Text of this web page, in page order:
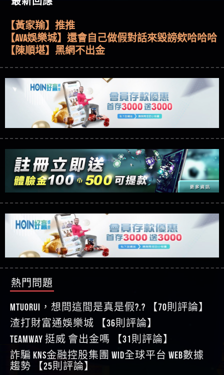
法出金 （大戶e點靈）教你如何規避詐騙陷阱
是不是詐騙 弘記投資是真的嗎 被弘記投資詐騙的
錢怎麼辦 本文教你如何拿回被騙資金
詐騙手法欺詐群眾 KnTop是真的嗎 KnTop是不是詐騙
KnTop是詐騙嗎 【KnTop】KnTop無法出金 被KnTop詐騙
的錢一招拿回
【其他問題】機台運算專案詐騙持續收割國人中
【免費討回資金賴zg369】機台運算專案是詐騙嗎
機台運算專案是不是詐騙 機台運算專案是真的嗎
被機台運算專案詐騙的錢怎麼辦 本文教你如何拿
回被騙資金
【其他問題】 Hoyabit詐騙持續收割國人中【免費
討回資金賴zg369】Hoyabit是詐騙嗎 Hoyabit是不是詐
騙 Hoyabit是真的嗎 被HoyabitHoyabit詐騙的錢怎麼辦
本文教你如何拿回被騙資金
【其他問題】KS.M多元化行銷詐騙持續收割國人
中【免費討回資金賴zg369】KS.M多元化行銷是詐
騙嗎 KS.M多元化行銷是不是詐騙 KS.M多元化行銷是
真的嗎 被KS.M多元化行銷詐騙的錢怎麼辦 本文教
你如何拿回被騙資金
【其他問題】免費追回賴「zg369」深度解析野原
家 Family & Love如何詐騙 野原家 Family & Love是不是詐
騙 野原家 Family & Love是真的嗎 野原家 Family & Love是
詐騙嗎 165多次通報野原家 Family & Love是詐騙平台
請遠離
【其他問題】元盈橋詐騙持續收割國人中【免費
討回資金賴zg369】元盈橋是詐騙嗎 元盈橋是不是
詐騙 元盈橋是真的嗎 被元盈橋詐騙的錢怎麼辦
本文教你如何拿回被騙資金
【其他問題】被騙追回賴【zg369】M.L.Edge利用新
型詐騙手法欺詐群眾 M.L.Edge是真的嗎 M.L.Edge是不
是詐騙 M.L.Edge是詐騙嗎 【M.L.Edge】M.L.Edge無法出
金 被M.L.Edge詐騙的錢一招拿回
【其他問題】 Robinhood詐騙持續收割國人中【免
費討回資金賴zg369】Robinhood是詐騙嗎 Robinhood是
不是詐騙 Robinhood是真的嗎 被Robinhood詐騙的錢怎
麼辦 本文教你如何拿回被騙資金
【其他問題】FLTO詐騙持續收割國人中【免費討回
資金賴zg369】FLTO是詐騙嗎 FLTO是不是詐騙 FLTO是
真的嗎 被FLTO詐騙的錢怎麼辦 本文教你如何拿回
被騙資金
【其他問題】 遇詐騙求救賴【zg369】八旬老翁被
ALYWS詐騙家破人亡 ALYWS是真的嗎 ALYWS是不是詐騙
ALYWS是詐騙嗎 （ALYWS）無法出金 請小心群組暗椿
【其他問題】 一招教你揭秘新型詐騙手法 （受害
者免費援助賴zg369）當當詐騙 當當是不是詐騙 當
利回報被騙的家破人亡
【其他問題】用理性數據指路，開啟你的高回報
這樣挑！RTP、波動率和平台安全的全攻略！
【推薦博弈】這款《ATG 武俠》老虎機真的猛！玩
過才知道什麼叫超過3萬種中獎方式！
【推薦博弈】BNG電子遊戲完整攻略！熱門老虎
機、集鴻運玩法、獨家試玩一次看！
【其他問題】【2025】ATG試玩必看！戰神賽特
51,000倍數玩法攻略，輕鬆稱霸老虎機！
【其他問題】「拆解力智投資詐騙套路緊急追討
賴zg369」力智投資是不是詐騙 力智投資是真的嗎
力智投資是詐騙嗎 南部老翁還在癡迷力智投資高
回報獲利 請不要在匯款
【其他問題】 【遇天盛商行詐騙追回資金賴
zg369】天盛商行詐騙 天盛商行是不是詐騙 天盛商
行是真的嗎 天盛商行是詐騙嗎 被天盛商行詐騙一
招教你拿回
【其他問題】 受害者援助賴【zg369】退休老翁被
大戶e點靈詐騙痛不欲生 大戶e點靈是真的嗎 大戶e
點靈是不是詐騙 大戶e點靈是詐騙嗎 大戶e點靈無
法出金 （大戶e點靈）教你如何規避詐騙陷阱
【其他問題】 弘記投資詐騙持續收割國人中【免
費討回資金賴zg369】弘記投資是詐騙嗎 弘記投資
是不是詐騙 弘記投資是真的嗎 被弘記投資詐騙的
錢怎麼辦 本文教你如何拿回被騙資金
【其他問題】 被騙追回賴【zg369】KnTop利用新型
詐騙手法欺詐群眾 KnTop是真的嗎 KnTop是不是詐騙
KnTop是詐騙嗎 【KnTop】KnTop無法出金 被KnTop詐騙
的錢一招拿回
【其他問題】機台運算專案詐騙持續收割國人中
【免費討回資金賴zg369】機台運算專案是詐騙嗎
機台運算專案是不是詐騙 機台運算專案是真的嗎
被機台運算專案詐騙的錢怎麼辦 本文教你如何拿
回被騙資金
【其他問題】 Hoyabit詐騙持續收割國人中【免費
討回資金賴zg369】Hoyabit是詐騙嗎 Hoyabit是不是詐
騙 Hoyabit是真的嗎 被HoyabitHoyabit詐騙的錢怎麼辦
本文教你如何拿回被騙資金
【其他問題】KS.M多元化行銷詐騙持續收割國人
中【免費討回資金賴zg369】KS.M多元化行銷是詐
騙嗎 KS.M多元化行銷是不是詐騙 KS.M多元化行銷是
真的嗎 被KS.M多元化行銷詐騙的錢怎麼辦 本文教
你如何拿回被騙資金
【其他問題】免費追回賴「zg369」深度解析野原
家 Family & Love如何詐騙 野原家 Family & Love是不是詐
騙 野原家 Family & Love是真的嗎 野原家 Family & Love是
詐騙嗎 165多次通報野原家 Family & Love是詐騙平台
請遠離
【其他問題】元盈橋詐騙持續收割國人中【免費
討回資金賴zg369】元盈橋是詐騙嗎 元盈橋是不是
詐騙 元盈橋是真的嗎 被元盈橋詐騙的錢怎麼辦
本文教你如何拿回被騙資金
【其他問題】被騙追回賴【zg369】M.L.Edge利用新
型詐騙手法欺詐群眾 M.L.Edge是真的嗎 M.L.Edge是不
是詐騙 M.L.Edge是詐騙嗎 【M.L.Edge】M.L.Edge無法出
金 被M.L.Edge詐騙的錢一招拿回
【其他問題】 Robinhood詐騙持續收割國人中【免
費討回資金賴zg369】Robinhood是詐騙嗎 Robinhood是
不是詐騙 Robinhood是真的嗎 被Robinhood詐騙的錢怎
麼辦 本文教你如何拿回被騙資金
【其他問題】FLTO詐騙持續收割國人中【免費討回
資金賴zg369】FLTO是詐騙嗎 FLTO是不是詐騙 FLTO是
真的嗎 被FLTO詐騙的錢怎麼辦 本文教你如何拿回
【其他問題】 遇詐騙求救賴【zg369】八旬老翁被
ALYWS詐騙家破人亡 ALYWS是真的嗎 ALYWS是不是詐騙
【其他問題】 一招教你揭秘新型詐騙手法 （受害
【黃家羭】推推
【AVA娛樂城】還會自己做假對話來毀謗欸哈哈哈
好厲
【陳順堪】黑網不出金
【陳順堪】星匯娛樂城出金幾次後贏錢就不給出
金
【陳順堪】黑網出金幾次後贏了就不出金出
【玩運彩】
【asd】唬爛不出金黑網垃圾平台
【蘇俊曄】所以會出金嗎現在也是一樣的狀況
【侯依揚】廢物喔
【傑】推代理真的好相處
【盧鴻傑】請問一下100多萬會出金嗎，有誰可以
回答
【王亞廷】LINE:kK605638
【王亞廷】#免費手遊#錢龍皇ONLINE#http
【傑】真的
【蔡如軒】黑網一個呵呵
【Wei】讚
【沈樂慧】又是九州??爛死了黑網不要玩
【林伊依】爛死了拉贏錢直接鎖帳號可以去吃屎
【黃家羭】推推
【AVA娛樂城】還會自己做假對話來毀謗欸哈哈哈
【陳順堪】黑網不出金
【黃伊珊】不推薦爛公司
【陳順堪】星匯娛樂城出金幾次後贏錢就不給出
金
【陳順堪】黑網出金幾次後贏了就不出金出
【玩運彩】
【asd】唬爛不出金黑網垃圾平台
熱門問題
MTUORUi，想問這間是真是假?.? 【70則評論】
渣打財富通娛樂城 【36則評論】
TEAMWAY 挺威 會出金嗎 【31則評論】
詐騙 kns金融控股集團 WID全球平台 WEB數據
趨勢 【25則評論】